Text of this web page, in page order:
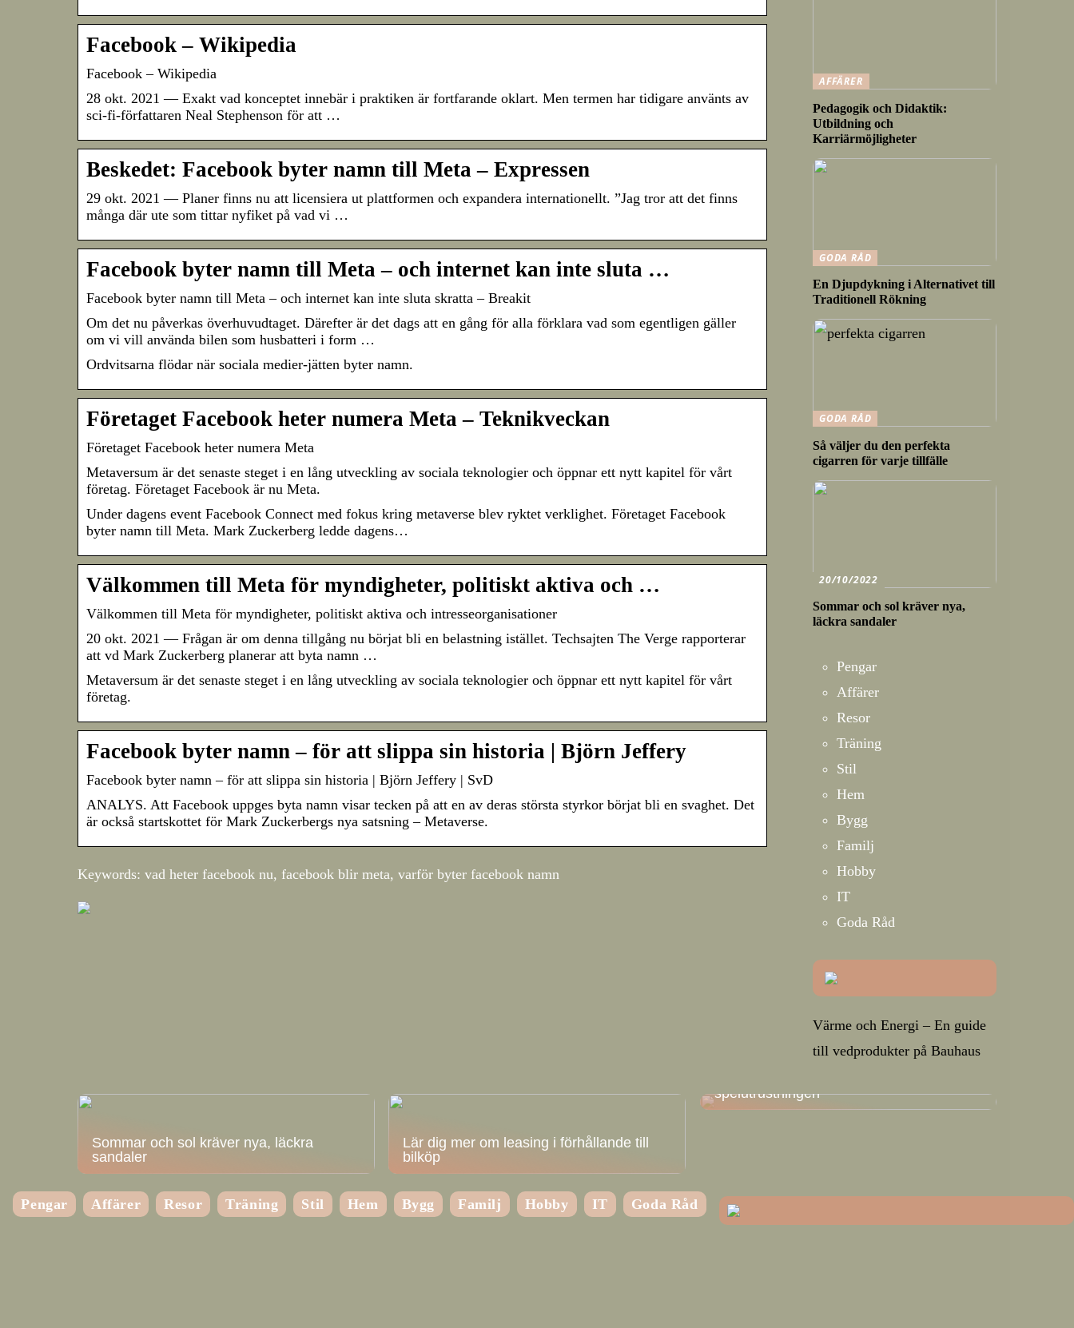
Facebook – Wikipedia
Facebook – Wikipedia
28 okt. 2021 — Exakt vad konceptet innebär i praktiken är fortfarande oklart. Men termen har tidigare använts av
sci-fi-författaren Neal Stephenson för att …
Beskedet: Facebook byter namn till Meta – Expressen
29 okt. 2021 — Planer finns nu att licensiera ut plattformen och expandera internationellt. ”Jag tror att det finns
många där ute som tittar nyfiket på vad vi …
Facebook byter namn till Meta – och internet kan inte sluta …
Facebook byter namn till Meta – och internet kan inte sluta skratta – Breakit
Om det nu påverkas överhuvudtaget. Därefter är det dags att en gång för alla förklara vad som egentligen gäller
om vi vill använda bilen som husbatteri i form …
Ordvitsarna flödar när sociala medier-jätten byter namn.
Företaget Facebook heter numera Meta – Teknikveckan
Företaget Facebook heter numera Meta
Metaversum är det senaste steget i en lång utveckling av sociala teknologier och öppnar ett nytt kapitel för vårt
företag. Företaget Facebook är nu Meta.
Under dagens event Facebook Connect med fokus kring metaverse blev ryktet verklighet. Företaget Facebook
byter namn till Meta. Mark Zuckerberg ledde dagens…
Välkommen till Meta för myndigheter, politiskt aktiva och …
Välkommen till Meta för myndigheter, politiskt aktiva och intresseorganisationer
20 okt. 2021 — Frågan är om denna tillgång nu börjat bli en belastning istället. Techsajten The Verge rapporterar
att vd Mark Zuckerberg planerar att byta namn …
Metaversum är det senaste steget i en lång utveckling av sociala teknologier och öppnar ett nytt kapitel för vårt
företag.
Facebook byter namn – för att slippa sin historia | Björn Jeffery
Facebook byter namn – för att slippa sin historia | Björn Jeffery | SvD
ANALYS. Att Facebook uppges byta namn visar tecken på att en av deras största styrkor börjat bli en svaghet. Det
är också startskottet för Mark Zuckerbergs nya satsning – Metaverse.
Keywords: vad heter facebook nu, facebook blir meta, varför byter facebook namn
AFFÄRER
Pedagogik och Didaktik:
Utbildning och
Karriärmöjligheter
GODA RÅD
En Djupdykning i Alternativet till
Traditionell Rökning
GODA RÅD
Så väljer du den perfekta
cigarren för varje tillfälle
20/10/2022
Sommar och sol kräver nya,
läckra sandaler
Pengar
Affärer
Resor
Träning
Stil
Hem
Bygg
Familj
Hobby
IT
Goda Råd
Värme och Energi – En guide
till vedprodukter på Bauhaus
Sommar och sol kräver nya, läckra
sandaler
Lär dig mer om leasing i förhållande till
bilköp
spelutrustningen
Pengar Affärer Resor Träning Stil Hem Bygg Familj Hobby IT Goda Råd